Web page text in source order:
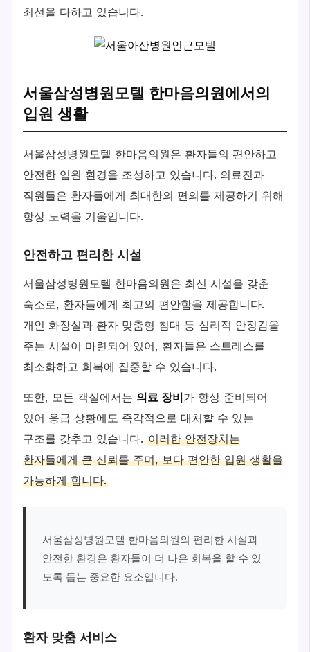
최선을 다하고 있습니다.
서울삼성병원모텔 한마음의원에서의
입원 생활
서울삼성병원모텔 한마음의원은 환자들의 편안하고
안전한 입원 환경을 조성하고 있습니다. 의료진과
직원들은 환자들에게 최대한의 편의를 제공하기 위해
항상 노력을 기울입니다.
안전하고 편리한 시설
서울삼성병원모텔 한마음의원은 최신 시설을 갖춘
숙소로, 환자들에게 최고의 편안함을 제공합니다.
개인 화장실과 환자 맞춤형 침대 등 심리적 안정감을
주는 시설이 마련되어 있어, 환자들은 스트레스를
최소화하고 회복에 집중할 수 있습니다.
또한, 모든 객실에서는 의료 장비가 항상 준비되어
있어 응급 상황에도 즉각적으로 대처할 수 있는
구조를 갖추고 있습니다.이러한 안전장치는
환자들에게 큰 신뢰를 주며, 보다 편안한 입원 생활을
가능하게 합니다.
서울삼성병원모텔 한마음의원의 편리한 시설과
안전한 환경은 환자들이 더 나은 회복을 할 수 있
도록 돕는 중요한 요소입니다.
환자 맞춤 서비스